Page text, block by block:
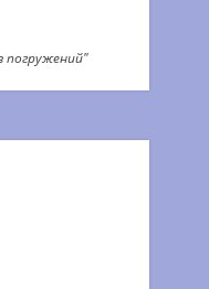
погружений"